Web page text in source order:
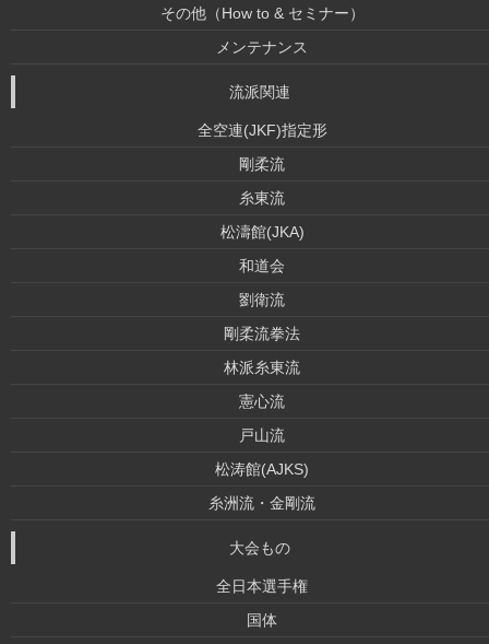
その他（How to & セミナー）
メンテナンス
流派関連
全空連(JKF)指定形
剛柔流
糸東流
松濤館(JKA)
和道会
劉衛流
剛柔流拳法
林派糸東流
憲心流
戸山流
松涛館(AJKS)
糸洲流・金剛流
大会もの
全日本選手権
国体